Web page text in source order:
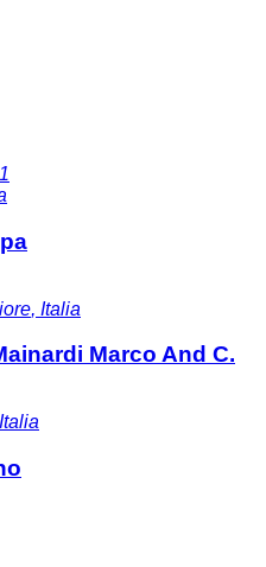
, Italia
Marco And C.
Italia